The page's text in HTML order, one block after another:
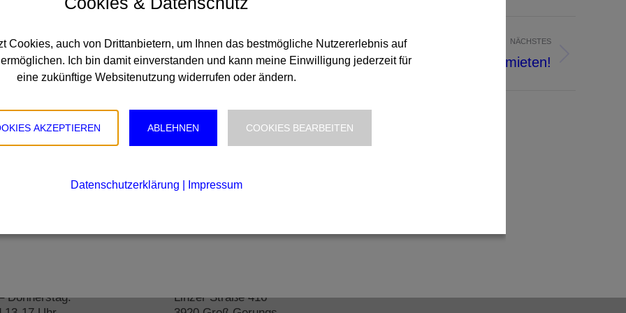
NÄCHSTES
Nächster
Beitrag:
Raupenarbeitsbühne mieten!
Donnerstag:
Linzer Straße 416
Cookies, auch von Drittanbietern, um Ihnen das bestmögliche Nutzererlebnis auf
Ich bin damit einverstanden und kann meine Einwilligung jederzeit für
eine zukünftige Websitenutzung widerrufen oder ändern.
AKZEPTIEREN ABLEHNEN COOKIES BEARBEITEN
Datenschutzerklärung Impressum